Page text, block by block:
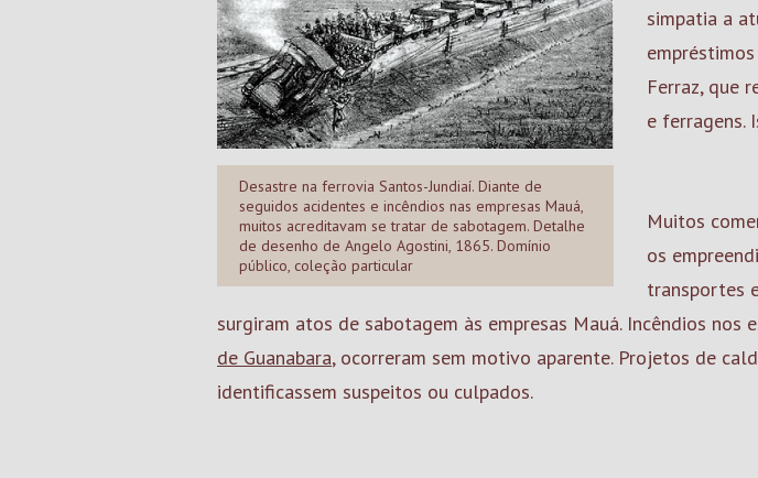
Desastre na ferrovia Santos-Jundiaí. Diante de
seguidos acidentes e incêndios nas empresas Mauá,
muitos acreditavam se tratar de sabotagem. Detalhe
de desenho de Angelo Agostini, 1865. Domínio
público, coleção particular
simpatia a
Ferraz, que
e ferragens.
Muitos
os
transportes
surgiram atos de sabotagem às empresas Mauá. Incêndios
de Guanabara, ocorreram sem motivo aparente. Projetos de
identificassem suspeitos ou culpados.